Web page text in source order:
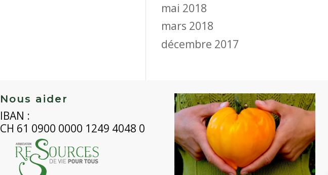
mai 2018
mars 2018
décembre 2017
Nous aider
IBAN :
CH 61 0900 0000 1249 4048 0